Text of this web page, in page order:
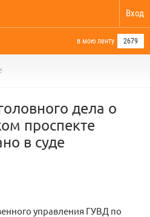
Вход
в мою ленту 2679
дела о
проспекте
в суде
управления ГУВД по